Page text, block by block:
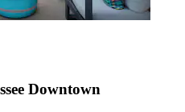
Downtown